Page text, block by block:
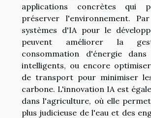
applications concrètes qui
préserver l'environnement.
systèmes d'IA pour le
peuvent améliorer la
consommation d'énergie
intelligents, ou encore
de transport pour minimiser
carbone. L'innovation IA est
dans l'agriculture, où elle
plus judicieuse de l'eau et des